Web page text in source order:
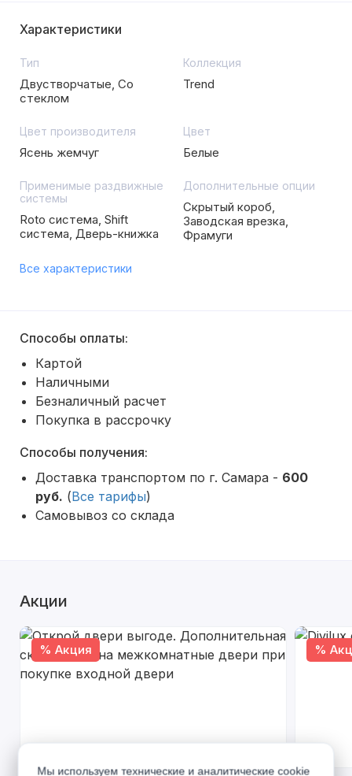
Характеристики
Тип
Двустворчатые, Со
стеклом
Коллекция
Trend
Цвет производителя
Ясень жемчуг
Цвет
Белые
Применимые раздвижные
системы
Roto система, Shift
система, Дверь-книжка
Дополнительные опции
Скрытый короб,
Заводская врезка,
Фрамуги
Все характеристики
Способы оплаты:
Картой
Наличными
Безналичный расчет
Покупка в рассрочку
Способы получения:
Доставка транспортом по г. Самара - 600
руб. (Все тарифы)
Самовывоз со склада
Акции
% Акция %
Мы используем технические и аналитические cookie